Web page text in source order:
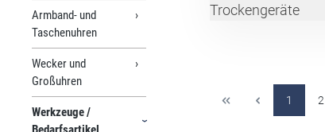
Armband- und
Taschenuhren
Wecker und
Großuhren
Werkzeuge /
Trockengeräte
1 2